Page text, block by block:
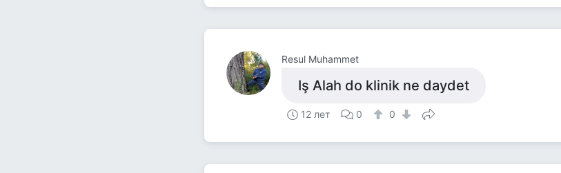
Resul Muhammet
Iş Alah do klinik ne daydet
12 лет 0 0